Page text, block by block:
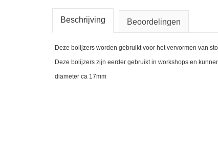
Beschrijving Beoordelingen
Deze bolijzers worden gebruikt voor het vervormen van
Deze bolijzers zijn eerder gebruikt in workshops en
diameter ca 17mm